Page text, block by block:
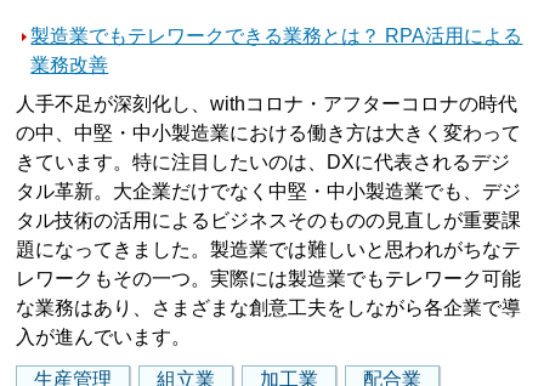
製造業でもテレワークできる業務とは？ RPA活用による
業務改善
人手不足が深刻化し、withコロナ・アフターコロナの時代
の中、中堅・中小製造業における働き方は大きく変わって
きています。特に注目したいのは、DXに代表されるデジ
タル革新。大企業だけでなく中堅・中小製造業でも、デジ
タル技術の活用によるビジネスそのものの見直しが重要課
題になってきました。製造業では難しいと思われがちなテ
レワークもその一つ。実際には製造業でもテレワーク可能
な業務はあり、さまざまな創意工夫をしながら各企業で導
入が進んでいます。
生産管理 組立業 加工業 配合業